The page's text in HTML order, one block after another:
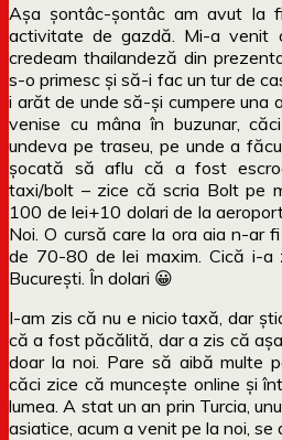
Așa șontâc-șontâc am avut la
activitate de gazdă. Mi-a venit
credeam thailandeză din
s-o primesc și să-i fac un tur de
i arăt de unde să-și cumpere una
venise cu mâna în buzunar,
undeva pe traseu, pe unde a
șocată să aflu că a fost
taxi/bolt – zice că scria Bolt pe
100 de lei+10 dolari de la
Noi. O cursă care la ora aia n-ar
de 70-80 de lei maxim. Cică i-
București. În dolari 😀
I-am zis că nu e nicio taxă, dar
că a fost păcălită, dar a zis că
doar la noi. Pare să aibă multe
căci zice că muncește online și
lumea. A stat un an prin Turcia,
asiatice, acum a venit pe la noi, se